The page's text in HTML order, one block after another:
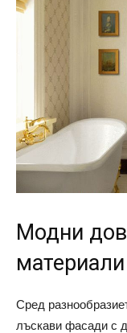
Модни
материали
Сред
лъскави фасади с